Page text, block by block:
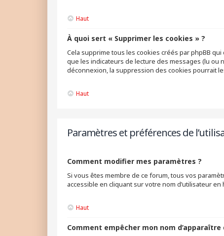
Haut
À quoi sert « Supprimer les cookies » ?
Cela supprime tous les cookies créés par phpBB
que les indicateurs de lecture des messages (lu ou
déconnexion, la suppression des cookies pourrait
Haut
Paramètres et préférences de
Comment modifier mes paramètres ?
Si vous êtes membre de ce forum, tous vos
accessible en cliquant sur votre nom d’utilisateur
Haut
Comment empêcher mon nom